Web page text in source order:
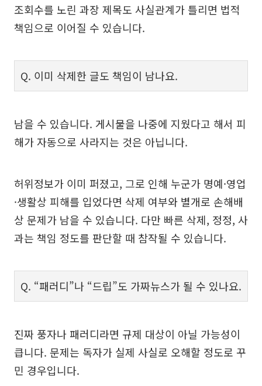
조회수를 노린 과장 제목도 사실관계가 틀리면 법적
책임으로 이어질 수 있습니다.
Q. 이미 삭제한 글도 책임이 남나요.
남을 수 있습니다. 게시물을 나중에 지웠다고 해서 피
해가 자동으로 사라지는 것은 아닙니다.
허위정보가 이미 퍼졌고, 그로 인해 누군가 명예·영업
·생활상 피해를 입었다면 삭제 여부와 별개로 손해배
상 문제가 남을 수 있습니다. 다만 빠른 삭제, 정정, 사
과는 책임 정도를 판단할 때 참작될 수 있습니다.
Q. “패러디”나 “드립”도 가짜뉴스가 될 수 있나요.
진짜 풍자나 패러디라면 규제 대상이 아닐 가능성이
큽니다. 문제는 독자가 실제 사실로 오해할 정도로 꾸
민 경우입니다.